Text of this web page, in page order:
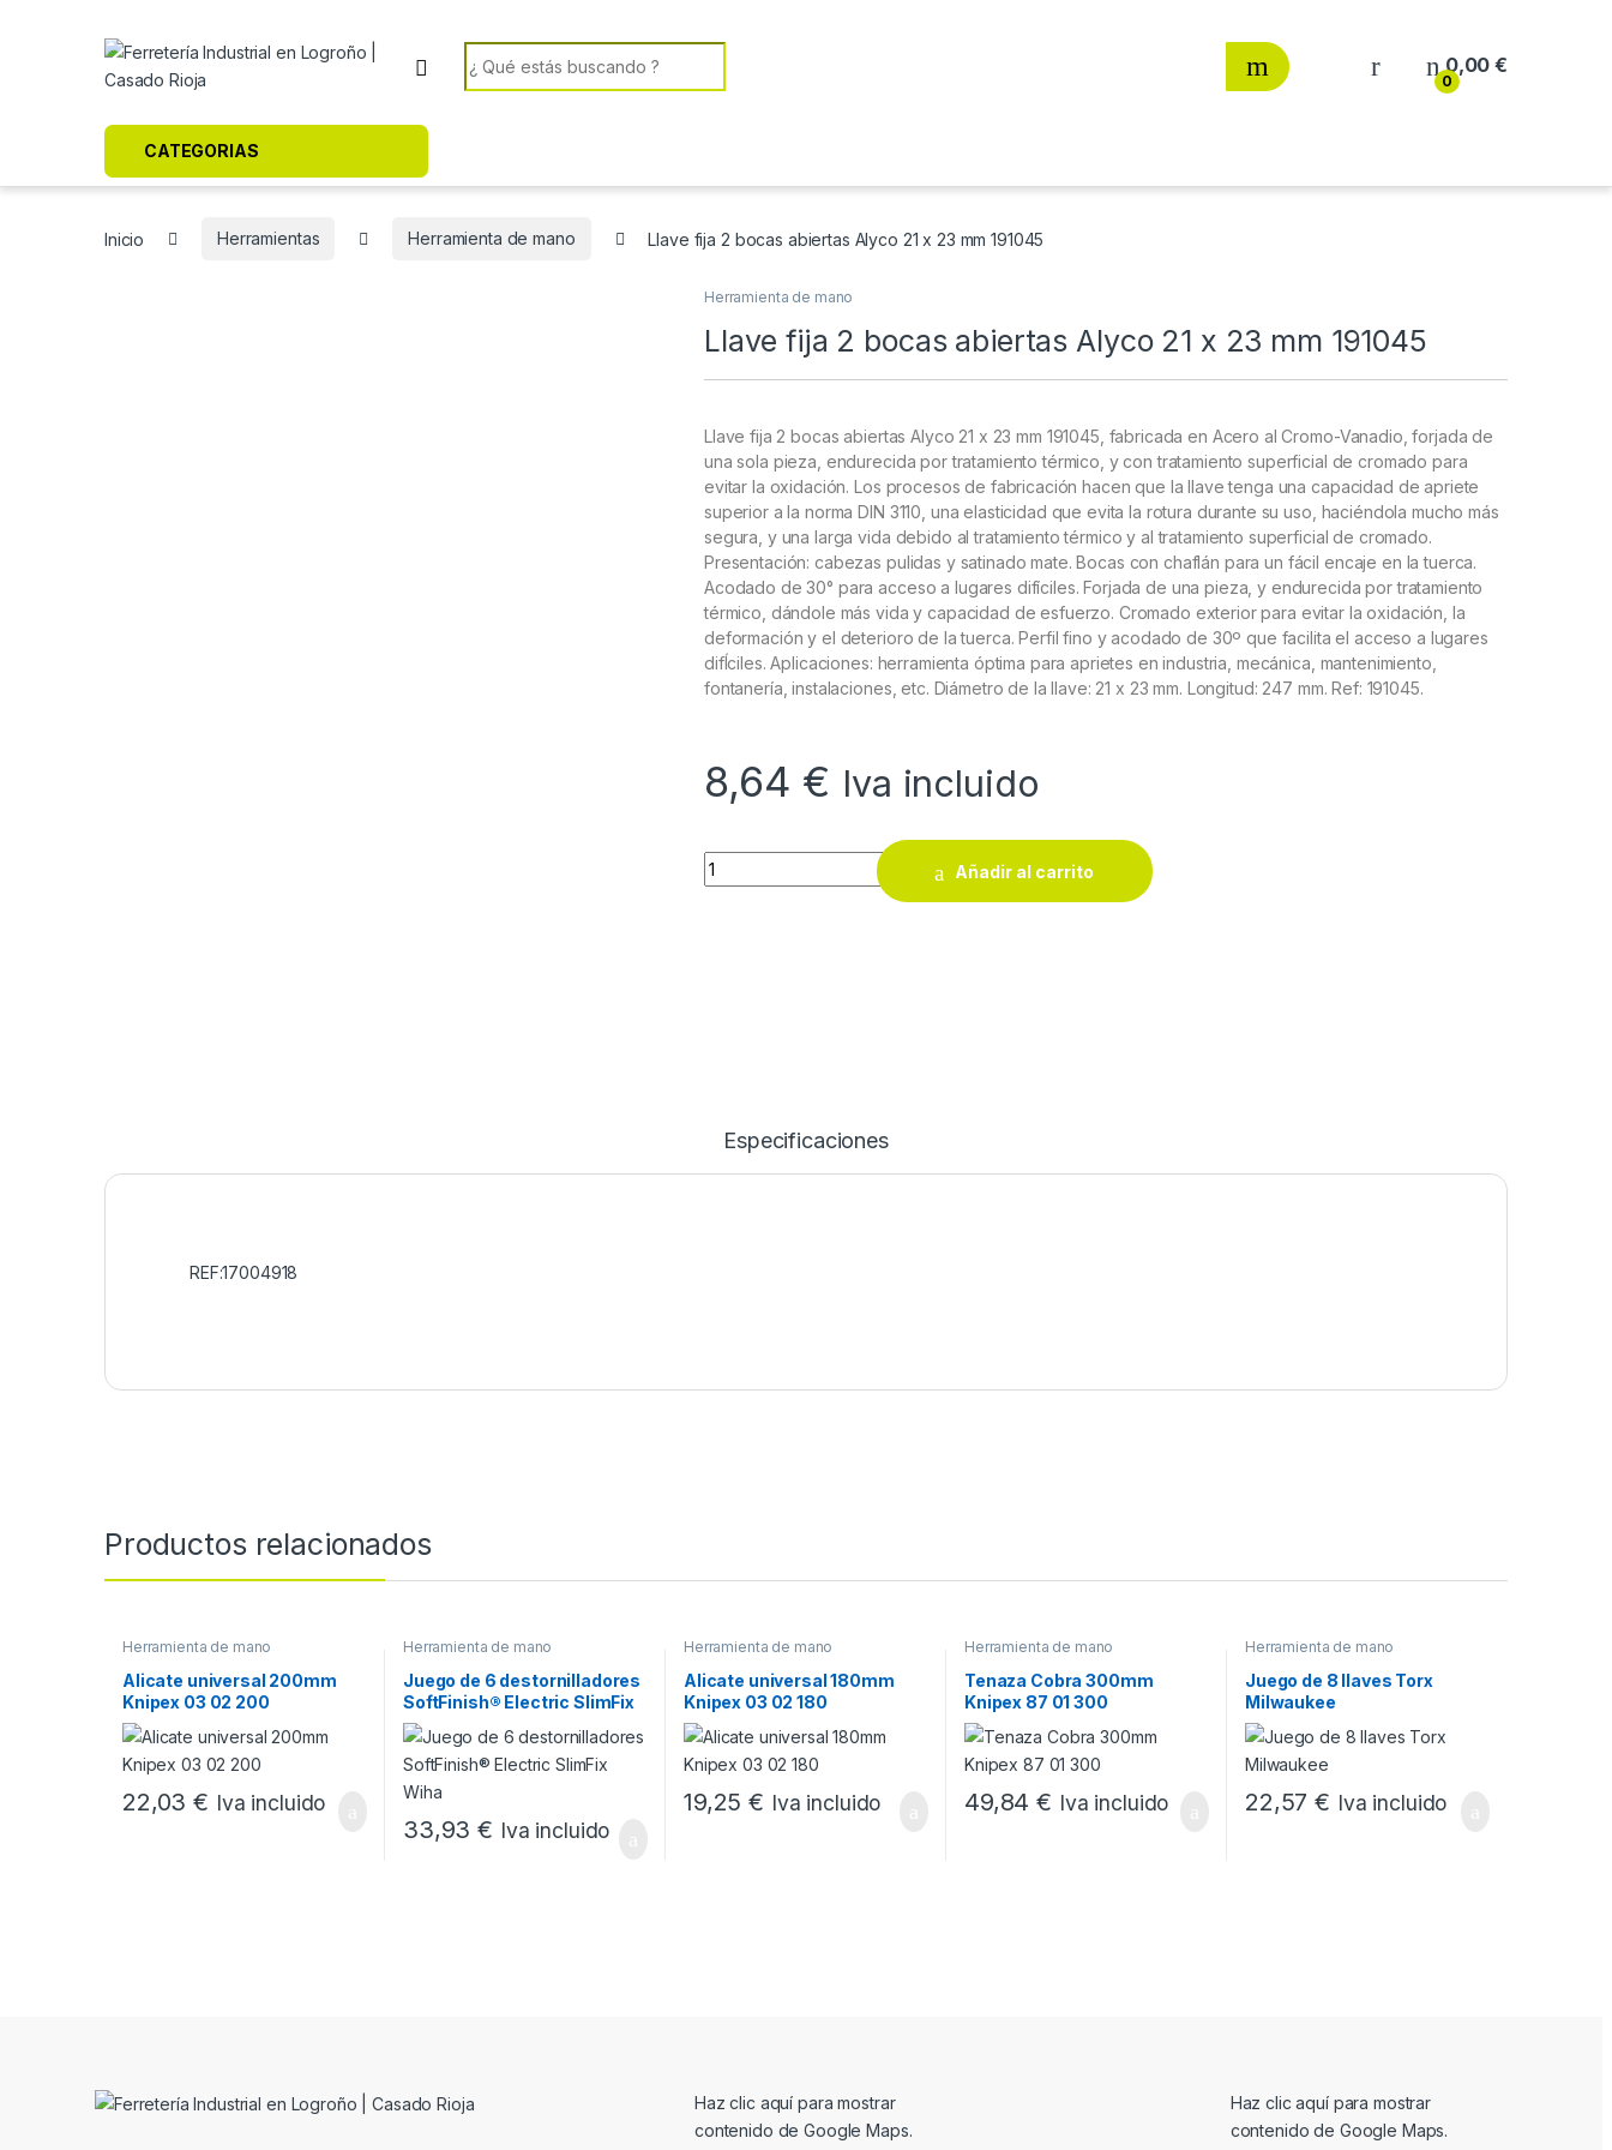
Search for:
0
0,00€
CATEGORIAS
Inicio Herramientas Herramienta de mano Llave fija 2 bocas abiertas Alyco 21 x 23 mm 191045
Herramienta de mano
Llave fija 2 bocas abiertas Alyco 21 x 23 mm 191045
Llave fija 2 bocas abiertas Alyco 21 x 23 mm 191045, fabricada en Acero al Cromo-Vanadio, forjada de
una sola pieza, endurecida por tratamiento térmico, y con tratamiento superficial de cromado para
evitar la oxidación. Los procesos de fabricación hacen que la llave tenga una capacidad de apriete
superior a la norma DIN 3110, una elasticidad que evita la rotura durante su uso, haciéndola mucho más
segura, y una larga vida debido al tratamiento térmico y al tratamiento superficial de cromado.
Presentación: cabezas pulidas y satinado mate. Bocas con chaflán para un fácil encaje en la tuerca.
Acodado de 30° para acceso a lugares difíciles. Forjada de una pieza, y endurecida por tratamiento
térmico, dándole más vida y capacidad de esfuerzo. Cromado exterior para evitar la oxidación, la
deformación y el deterioro de la tuerca. Perfil fino y acodado de 30º que facilita el acceso a lugares
difÍciles. Aplicaciones: herramienta óptima para aprietes en industria, mecánica, mantenimiento,
fontanería, instalaciones, etc. Diámetro de la llave: 21 x 23 mm. Longitud: 247 mm. Ref: 191045.
8,64 € Iva incluido
Llave fija 2 bocas abiertas Alyco 21 x 23 mm 191045 quantity
Añadir al carrito
Especificaciones
REF:17004918
Productos relacionados
Herramienta de mano
Alicate universal 200mm
Knipex 03 02 200
22,03€ Iva incluido
Herramienta de mano
Juego de 6 destornilladores
SoftFinish® Electric SlimFix
Wiha
33,93€ Iva incluido
Herramienta de mano
Alicate universal 180mm
Knipex 03 02 180
19,25€ Iva incluido
Herramienta de mano
Tenaza Cobra 300mm
Knipex 87 01 300
49,84€ Iva incluido
Herramienta de mano
Juego de 8 llaves Torx
Milwaukee
22,57€ Iva incluido
Mostrar contenido de Google Maps
Haz clic aquí para mostrar
contenido de Google Maps.
Mostrar contenido de Google Maps
Haz clic aquí para mostrar
contenido de Google Maps.